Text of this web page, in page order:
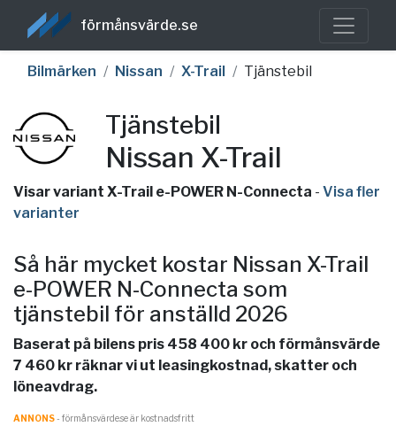
förmånsvärde.se
Bilmärken Nissan X-Trail Tjänstebil
Tjänstebil
Nissan X-Trail
Visar variant X-Trail e-POWER N-Connecta - Visa fler
varianter
Så här mycket kostar Nissan X-Trail
e-POWER N-Connecta som
tjänstebil för anställd 2026
Baserat på bilens pris 458 400 kr och förmånsvärde
7 460 kr räknar vi ut leasingkostnad, skatter och
löneavdrag.
ANNONS- förmånsvärde.se är kostnadsfritt